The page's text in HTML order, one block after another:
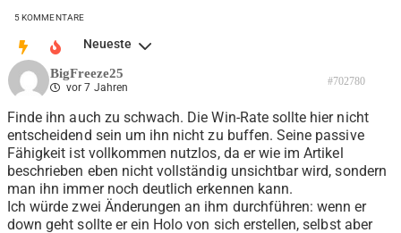
5KOMMENTARE
Neueste
BigFreeze25
vor 7 Jahren #702780
Finde ihn auch zu schwach. Die Win-Rate sollte hier nicht
entscheidend sein um ihn nicht zu buffen. Seine passive
Fähigkeit ist vollkommen nutzlos, da er wie im Artikel
beschrieben eben nicht vollständig unsichtbar wird, sondern
man ihn immer noch deutlich erkennen kann.
Ich würde zwei Änderungen an ihm durchführen: wenn er
down geht sollte er ein Holo von sich erstellen, selbst aber